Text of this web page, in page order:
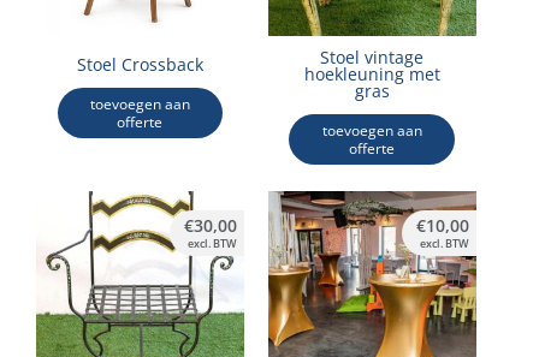
Stoel Crossback
toevoegen aan
offerte
Stoel vintage
hoekleuning met
gras
toevoegen aan
offerte
€30,00
excl. BTW
€10,00
excl. BTW